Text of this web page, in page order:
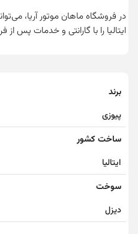
در فروشگاه ماهان موتور آریا،
ایتالیا را با گارانتی و خدمات پس
برند
پیوزی
ساخت کشور
ایتالیا
سوخت
دیزل